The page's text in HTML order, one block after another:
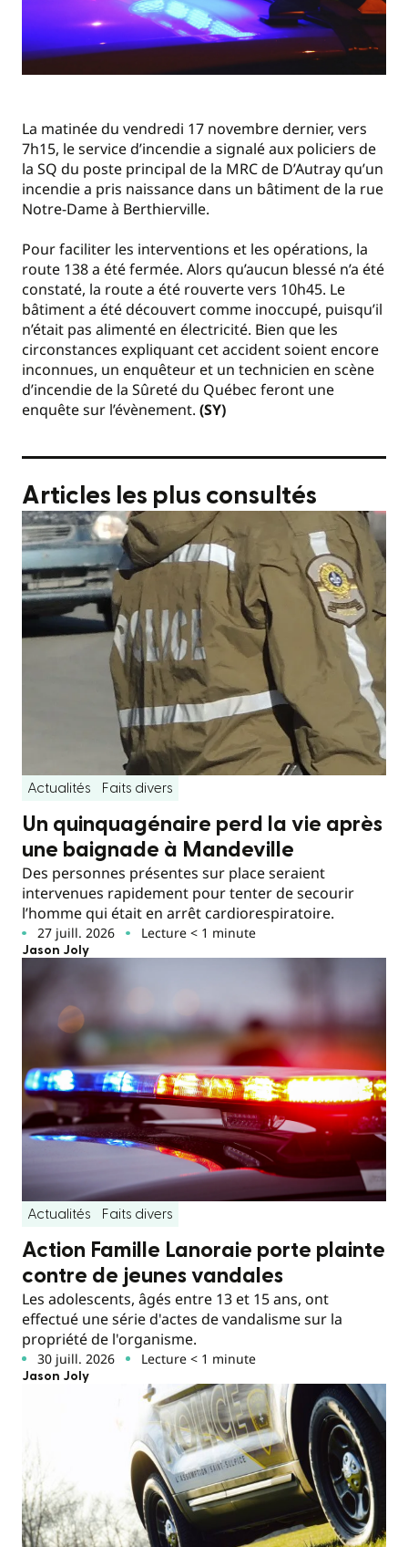
La matinée du vendredi 17 novembre dernier, vers
7h15, le service d’incendie a signalé aux policiers de
la SQ du poste principal de la MRC de D’Autray qu’un
incendie a pris naissance dans un bâtiment de la rue
Notre-Dame à Berthierville.
Pour faciliter les interventions et les opérations, la
route 138 a été fermée. Alors qu’aucun blessé n’a été
constaté, la route a été rouverte vers 10h45. Le
bâtiment a été découvert comme inoccupé, puisqu’il
n’était pas alimenté en électricité. Bien que les
circonstances expliquant cet accident soient encore
inconnues, un enquêteur et un technicien en scène
d’incendie de la Sûreté du Québec feront une
enquête sur l’évènement. (SY)
Articles les plus consultés
Actualités Faits divers
Un quinquagénaire perd la vie après
une baignade à Mandeville
Des personnes présentes sur place seraient
intervenues rapidement pour tenter de secourir
l’homme qui était en arrêt cardiorespiratoire.
27 juill. 2026 Lecture < 1 minute
Jason Joly
Actualités Faits divers
Action Famille Lanoraie porte plainte
contre de jeunes vandales
Les adolescents, âgés entre 13 et 15 ans, ont
effectué une série d'actes de vandalisme sur la
propriété de l'organisme.
30 juill. 2026 Lecture < 1 minute
Jason Joly